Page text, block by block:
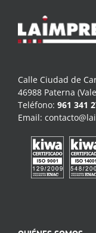
Calle Ciudad de
46988 Paterna
Teléfono: 961 341
Email: